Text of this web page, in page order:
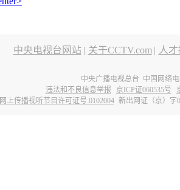
中央电视台网站 | 关于CCTV.com | 人
中央广播电视总台 中国网络
违法和不良信息举报
京ICP证060535号
网上传播视听节目许可证号 0102004 新出网证（京）